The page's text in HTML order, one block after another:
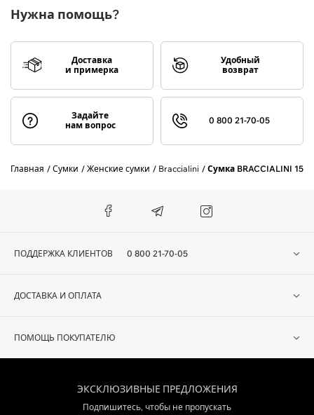
Нужна помощь?
Доставка
и примерка
Удобный
возврат
Задайте
нам вопрос
0 800 21-70-05
Главная Сумки Женские сумки Braccialini Сумка BRACCIALINI
ПОДДЕРЖКА КЛИЕНТОВ 0 800 21-70-05
ДОСТАВКА И ОПЛАТА
ПОМОЩЬ ПОКУПАТЕЛЮ
ЭКСКЛЮЗИВНЫЕ ПРЕДЛОЖЕНИЯ
Подпишитесь, чтобы не пропускать